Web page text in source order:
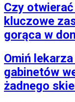
Czy
kluczowe
gorąca w
Omiń
gabinetów
żadnego